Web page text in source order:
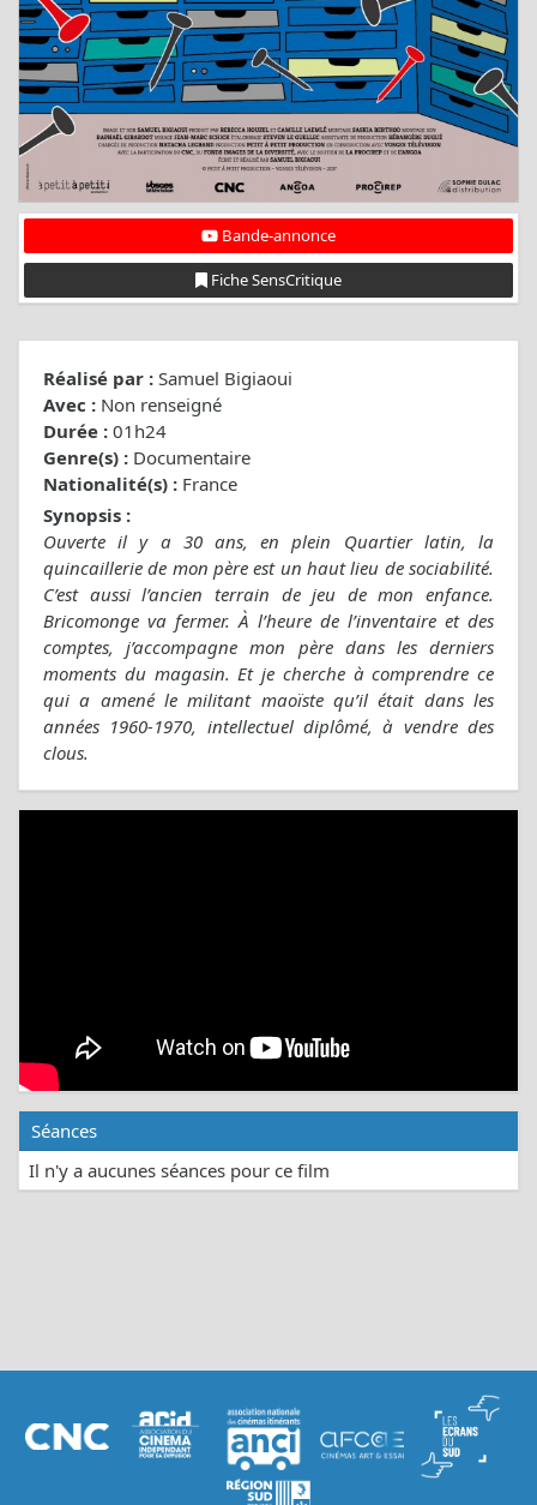
Bande-annonce
Fiche SensCritique
Réalisé par : Samuel Bigiaoui
Avec : Non renseigné
Durée : 01h24
Genre(s) : Documentaire
Nationalité(s) : France
Synopsis :
Ouverte il y a 30 ans, en plein Quartier latin, la
quincaillerie de mon père est un haut lieu de sociabilité.
C’est aussi l’ancien terrain de jeu de mon enfance.
Bricomonge va fermer. À l’heure de l’inventaire et des
comptes, j’accompagne mon père dans les derniers
moments du magasin. Et je cherche à comprendre ce
qui a amené le militant maoïste qu’il était dans les
années 1960-1970, intellectuel diplômé, à vendre des
clous.
Séances
Il n'y a aucunes séances pour ce film